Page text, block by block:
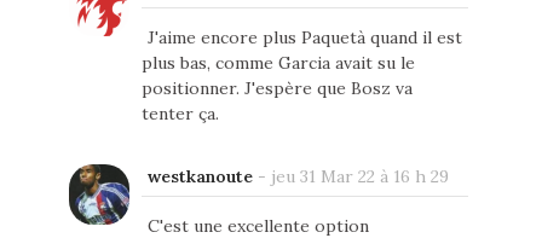
J'aime encore plus Paquetà quand il est
plus bas, comme Garcia avait su le
positionner. J'espère que Bosz va
tenter ça.
westkanoute- jeu 31 Mar 22 à 16 h 29
C'est une excellente option